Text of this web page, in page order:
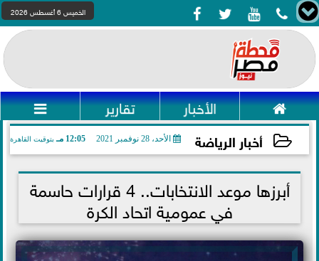
    الخميس 6 أغسطس 2026
 الأخبار تقارير 
أخبار الرياضة الأحد، 28 نوفمبر 2021 12:05 مـ بتوقيت القاهرة
2021-11-28 12:05:06 أبرزها موعد الانتخابات.. 4 قرارات حاسمة
في عمومية اتحاد الكرة